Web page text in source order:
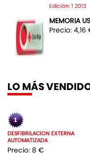
Edición: 1 2013
MEMORIA
Precio: 4,16
LO MÁS
DESFIBRILACION EXTERNA
AUTOMATIZADA
Precio: 8 €